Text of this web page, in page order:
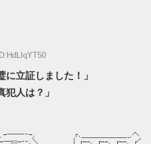
立証しました！」
犯人は？」